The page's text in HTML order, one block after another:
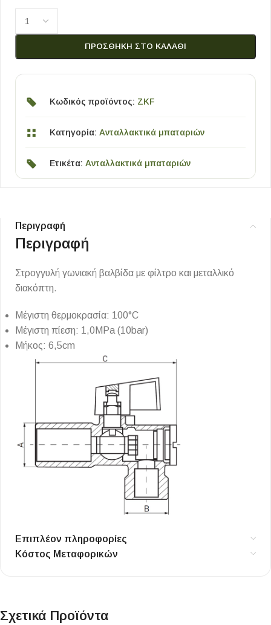
ΠΡΟΣΘΉΚΗ ΣΤΟ ΚΑΛΆΘΙ
Κωδικός προϊόντος: ZKF
Κατηγορία: Ανταλλακτικά μπαταριών
Ετικέτα: Ανταλλακτικά μπαταριών
Περιγραφή
Περιγραφή
Στρογγυλή γωνιακή βαλβίδα με φίλτρο και μεταλλικό
διακόπτη.
Μέγιστη θερμοκρασία: 100°C
Μέγιστη πίεση: 1,0MPa (10bar)
Μήκος: 6,5cm
Επιπλέον πληροφορίες
Κόστος Μεταφορικών
Σχετικά Προϊόντα